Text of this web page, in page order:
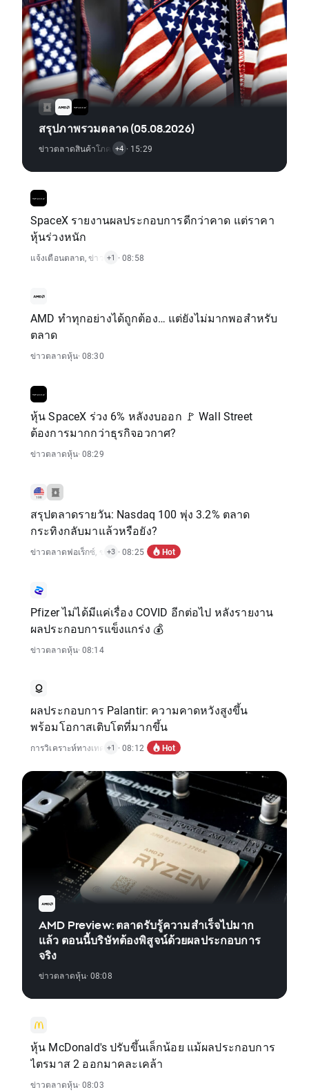
สรุปภาพรวมตลาด (05.08.2026)
ข่าวตลาดสินค้าโภคภัณฑ์,ข่าวดัชนี
+4 · 15:29
SpaceX รายงานผลประกอบการดีกว่าคาด แต่ราคา
หุ้นร่วงหนัก
แจ้งเตือนตลาด,ข่าวตลาดหุ้น
+1 · 08:58
AMD ทำทุกอย่างได้ถูกต้อง… แต่ยังไม่มากพอสำหรับ
ตลาด
ข่าวตลาดหุ้น· 08:30
หุ้น SpaceX ร่วง 6% หลังงบออก 🚩 Wall Street
ต้องการมากกว่าธุรกิจอวกาศ?
ข่าวตลาดหุ้น· 08:29
สรุปตลาดรายวัน: Nasdaq 100 พุ่ง 3.2% ตลาด
กระทิงกลับมาแล้วหรือยัง?
ข่าวตลาดฟอเร็กซ์ ข่าวตลาดสินค้าโภคภัณฑ์
+3 · 08:25 Hot
Pfizer ไม่ได้มีแค่เรื่อง COVID อีกต่อไป หลังรายงาน
ผลประกอบการแข็งแกร่ง 💰
ข่าวตลาดหุ้น· 08:14
ผลประกอบการ Palantir: ความคาดหวังสูงขึ้น
พร้อมโอกาสเติบโตที่มากขึ้น
การวิเคราะห์ทางเทคนิค , ข่าวตลาดหุ้น
+1 · 08:12 Hot
AMD Preview: ตลาดรับรู้ความสำเร็จไปมาก
แล้ว ตอนนี้บริษัทต้องพิสูจน์ด้วยผลประกอบการ
จริง
ข่าวตลาดหุ้น· 08:08
หุ้น McDonald's ปรับขึ้นเล็กน้อย แม้ผลประกอบการ
ไตรมาส 2 ออกมาคละเคล้า
ข่าวตลาดหุ้น· 08:03